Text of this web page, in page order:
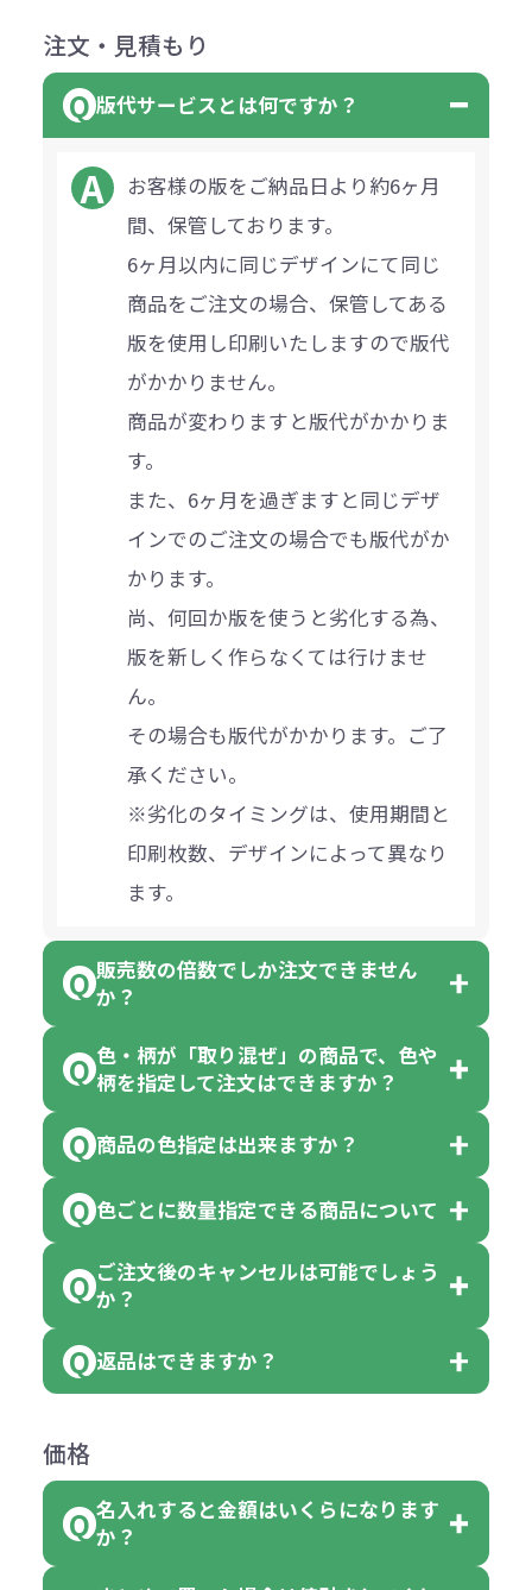
注文・見積もり
版代サービスとは何ですか？
お客様の版をご納品日より約6ヶ月
間、保管しております。
6ヶ月以内に同じデザインにて同じ
商品をご注文の場合、保管してある
版を使用し印刷いたしますので版代
がかかりません。
商品が変わりますと版代がかかりま
す。
また、6ヶ月を過ぎますと同じデザ
インでのご注文の場合でも版代がか
かります。
尚、何回か版を使うと劣化する為、
版を新しく作らなくては行けませ
ん。
その場合も版代がかかります。ご了
承ください。
※劣化のタイミングは、使用期間と
印刷枚数、デザインによって異なり
ます。
販売数の倍数でしか注文できません
か？
一部商品（※）を除き、注文可能数
です。
ります。
【例】注文可能数が100個の場合
は、100個以上でしたら、何個でも
可能です。
色・柄が「取り混ぜ」の商品で、色や
柄を指定して注文はできますか？
「色・柄 取り混ぜ」のラベルがつい
ている商品は、色指定不可となって
ん。
商品の色指定は出来ますか？
色指定できる商品もございますが商
品の詳細に「色・柄 取り混ぜ」のラ
ベルや商品画像に「〇色取混ぜ」な
れ等分で100個ずつ入って参ります。
（割り切れない場合は数個単位で前
色ごとに数量指定できる商品について
「選べる本体色」のラベルが付いて
す。
い。
例えば…
ご注文後のキャンセルは可能でしょう
か？
お客様都合でのキャンセルは、制作
がございます。
ご注文の際は、十分にご確認・ご検
返品はできますか？
めご了承ください。
ただし下記の場合は承っております
価格
名入れすると金額はいくらになります
か？